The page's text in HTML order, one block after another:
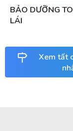
BẢO DƯỠNG
LÁI
Xem tất